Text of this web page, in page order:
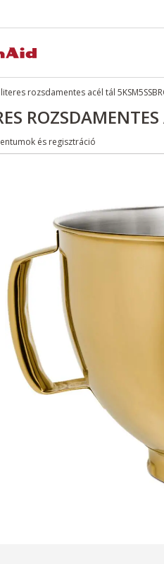
rozsdamentes acél tál
és regisztráció